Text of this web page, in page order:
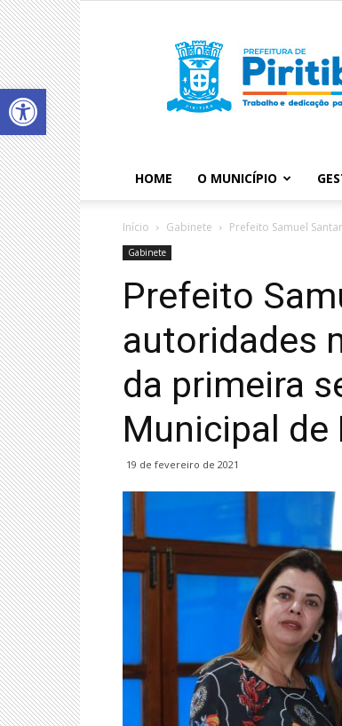
Abrir a barra de ferramentas
HOME O MUNICÍPIO
Início Gabinete Prefeito Samuel
Gabinete
Prefeito
autoridades
da primeira
Municipal de
19 de fevereiro de 2021